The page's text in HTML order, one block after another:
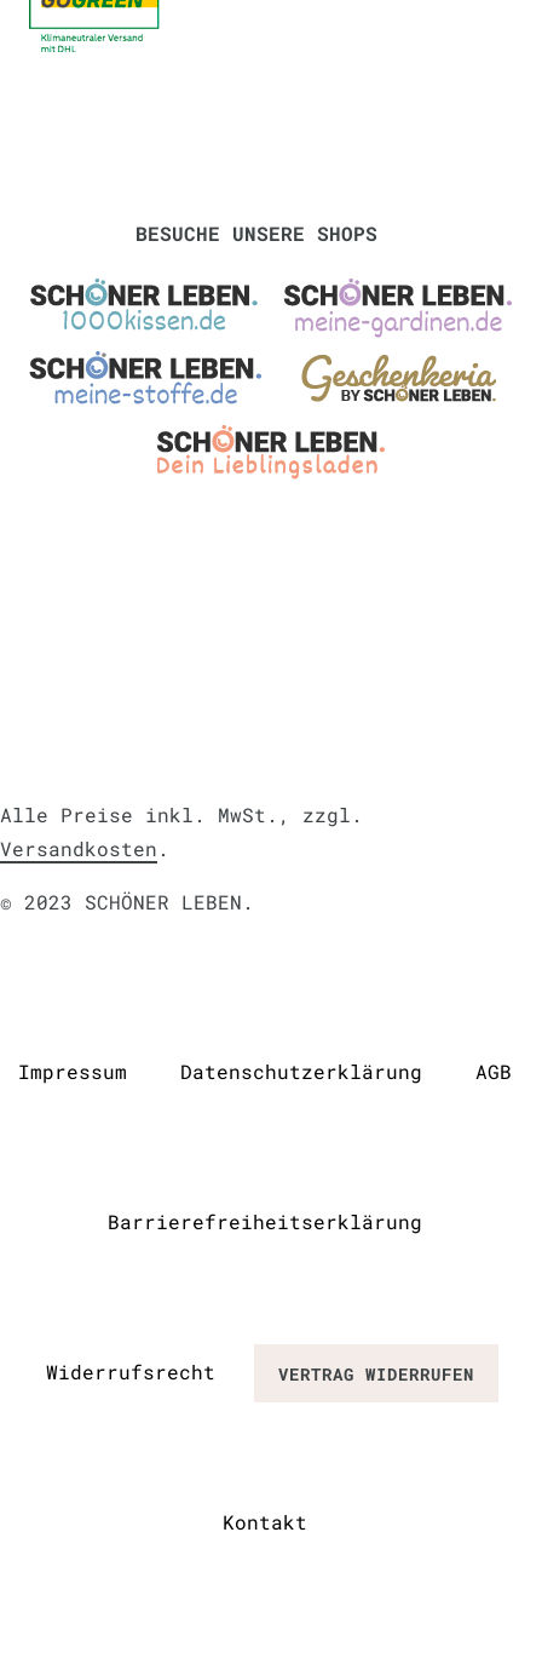
BESUCHE UNSERE SHOPS
Alle Preise inkl. MwSt., zzgl.
Versandkosten .
© 2023 SCHÖNER LEBEN.
Impressum Daten­schutz­erklärung AGB
Barrierefreiheitserklärung
Widerrufs­recht VERTRAG WIDERRUFEN
Kontakt